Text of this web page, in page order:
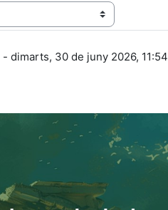
- dimarts, 30 de juny 2026, 11:54